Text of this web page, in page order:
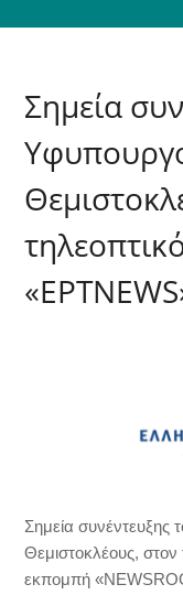
Σημεία
Σημεία συνέντευξης
Θεμιστοκλέους,
εκπομπή